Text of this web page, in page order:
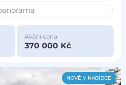
Akční cena
370 000 Kč
NOVĚ V NABÍDCE